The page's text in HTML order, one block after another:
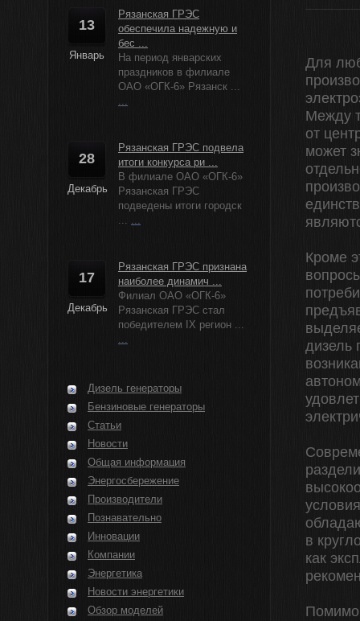
13
Январь
Рязанская ГРЭС
обеспечила надежную и
бес ...
На период январских
праздников в филиале
ОАО «ОГК-6» Рязанск ...
...
28
Декабрь
Рязанская ГРЭС подвела
итоги конкурса ри ...
В филиале ОАО «ОГК-6»
Рязанская ГРЭС
подведены итоги городск
... ...
17
Декабрь
Рязанская ГРЭС признана
наиболее динамич ...
Филиал ОАО «ОГК-6»
Рязанская ГРЭС стал
победителем IX регион ...
...
Дизель генераторы
Бензиновые генераторы
Статьи
Новости
Общая информация
Энергосбережение
Производители
Познавательно
Инновации
Компании
Энергетика
Новости энергетики
Обзор моделей
Для
Между
от
может
Кроме
дизель
в
как
Помимо